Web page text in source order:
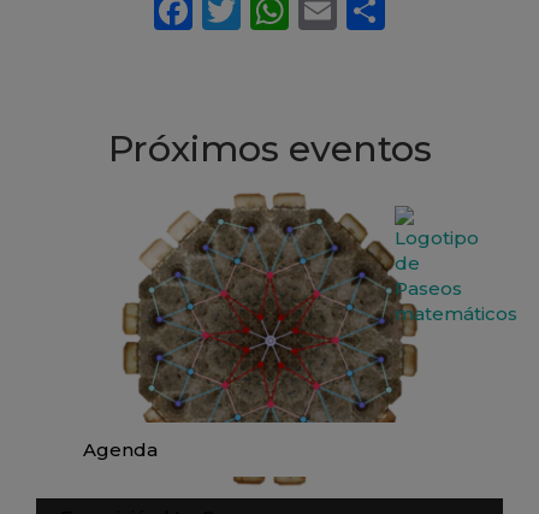
Próximos eventos
Agenda